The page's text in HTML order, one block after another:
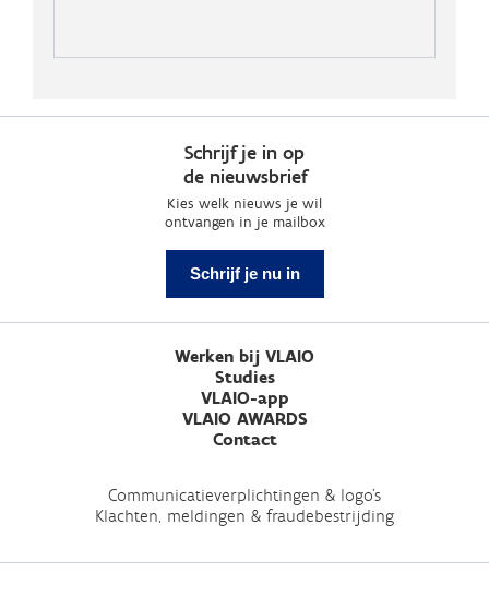
Schrijf je in op
de nieuwsbrief
Kies welk nieuws je wil
ontvangen in je mailbox
Schrijf je nu in
Werken bij VLAIO
Studies
VLAIO-app
VLAIO AWARDS
Contact
Communicatieverplichtingen & logo's
Klachten, meldingen & fraudebestrijding